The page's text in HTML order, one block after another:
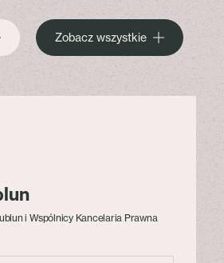
Zobacz wszystkie
i Wspólnicy Kancelaria Prawna